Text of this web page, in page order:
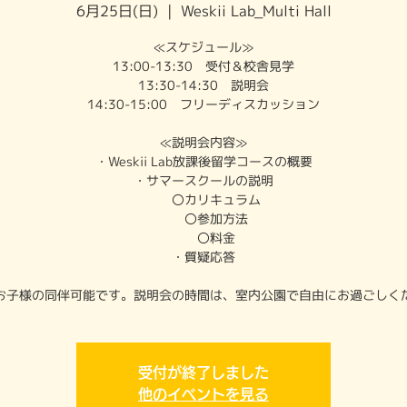
6月25日(日)
  |
Weskii Lab_Multi Hall
≪スケジュール≫
13:00-13:30 受付＆校舎見学
13:30-14:30 説明会
14:30-15:00 フリーディスカッション
≪説明会内容≫
・Weskii Lab放課後留学コースの概要
・サマースクールの説明
〇カリキュラム
〇参加方法
〇料金
・質疑応答
子様の同伴可能です。説明会の時間は、室内公園で自由にお過ごしく
受付が終了しました
他のイベントを見る